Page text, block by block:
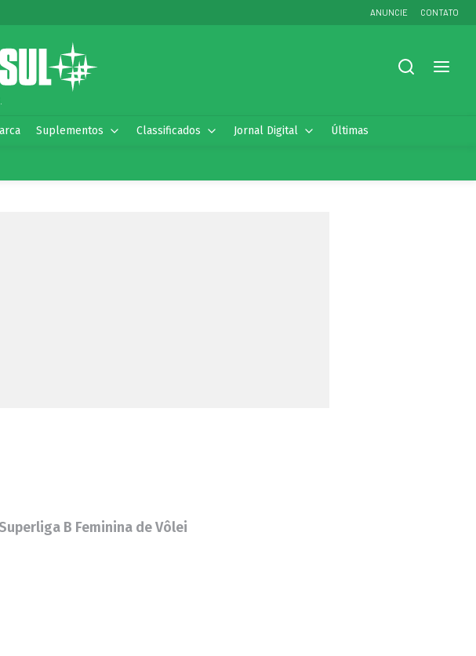
ANUNCIE CONTATO
Suplementos Classificados Jornal Digital Últimas
B Feminina de Vôlei